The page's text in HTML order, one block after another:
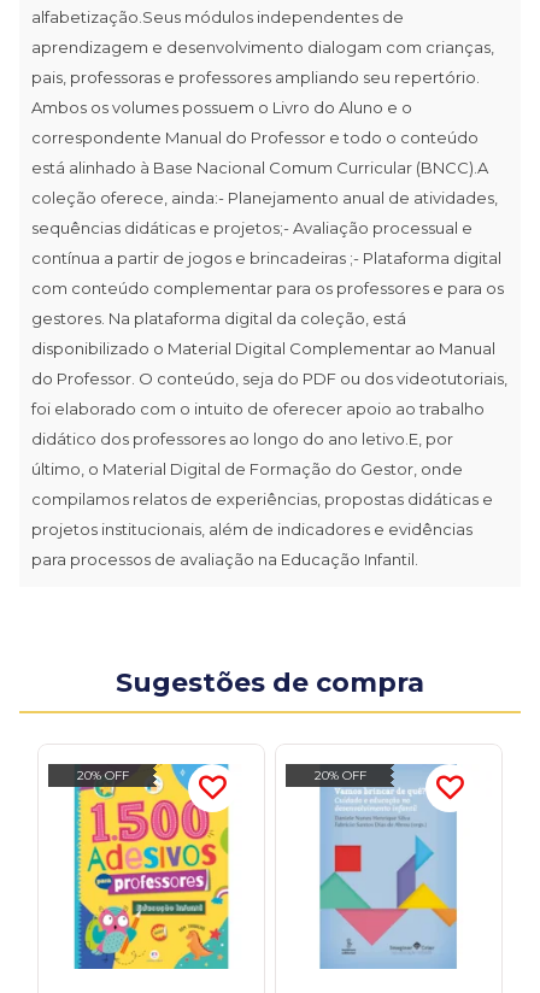
alfabetização.Seus módulos independentes de
aprendizagem e desenvolvimento dialogam com crianças,
pais, professoras e professores ampliando seu repertório.
Ambos os volumes possuem o Livro do Aluno e o
correspondente Manual do Professor e todo o conteúdo
está alinhado à Base Nacional Comum Curricular (BNCC).A
coleção oferece, ainda:- Planejamento anual de atividades,
sequências didáticas e projetos;- Avaliação processual e
contínua a partir de jogos e brincadeiras ;- Plataforma digital
com conteúdo complementar para os professores e para os
gestores. Na plataforma digital da coleção, está
disponibilizado o Material Digital Complementar ao Manual
do Professor. O conteúdo, seja do PDF ou dos videotutoriais,
foi elaborado com o intuito de oferecer apoio ao trabalho
didático dos professores ao longo do ano letivo.E, por
último, o Material Digital de Formação do Gestor, onde
compilamos relatos de experiências, propostas didáticas e
projetos institucionais, além de indicadores e evidências
para processos de avaliação na Educação Infantil.
Sugestões de compra
20% OFF 20% OFF